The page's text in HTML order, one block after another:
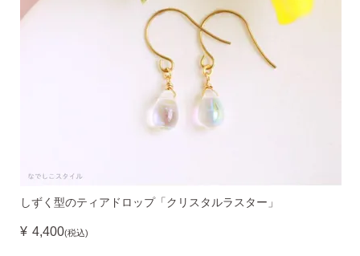
しずく型のティアドロップ「クリスタルラスター」
¥ 4,400(税込)